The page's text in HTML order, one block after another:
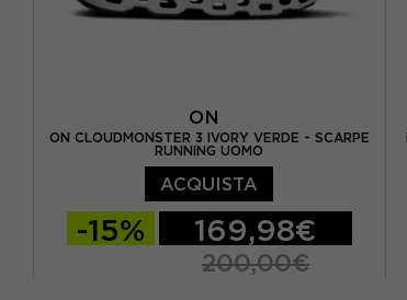
ON
ON CLOUDMONSTER 3 IVORY VERDE - SCARPE
RUNNING UOMO
ACQUISTA
-15% 169,98€
200,00€